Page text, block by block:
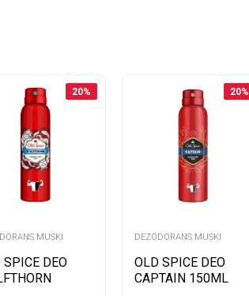
20%
MUSKI
SPICE DEO
20%
DEZODORANS MUSKI
OLD SPICE DEO
CAPTAIN 150ML